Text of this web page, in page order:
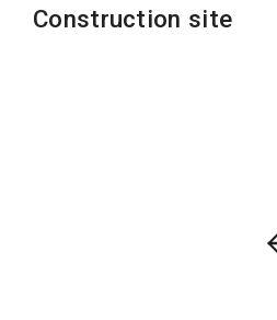
Construction site